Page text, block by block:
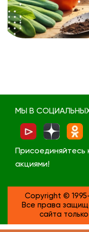
МЫ В
Присоединяйтесь
акциями!
Copyright ©
Все права
сайта